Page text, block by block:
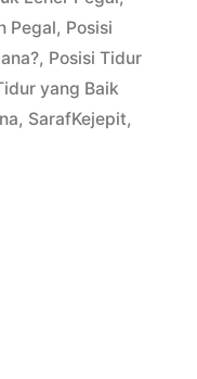
Pegal, Posisi
, Posisi Tidur
yang Baik
, SarafKejepit,